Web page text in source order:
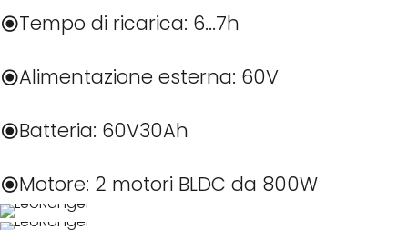
Tempo di ricarica: 6...7h
Alimentazione esterna: 60V
Batteria: 60V30Ah
Motore: 2 motori BLDC da 800W